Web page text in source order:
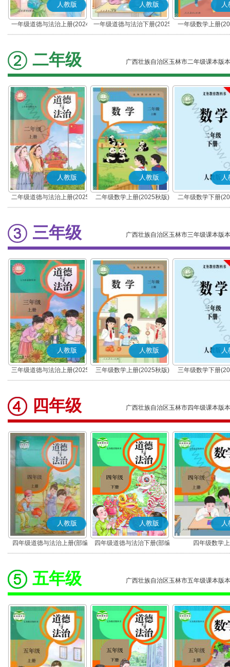
人教版
一年级道德与法治上册(2024
秋版)(部编版)
人教版
一年级道德与法治下册(2025
春版)(部编版)
人
一年级数学上册
二年级 广西壮族自治区玉林市二年级课本版本
人教版
二年级道德与法治上册(2025
秋版)(部编版)
人教版
二年级数学上册(2025秋版)
人
二年级数学下册
三年级 广西壮族自治区玉林市三年级课本版本
人教版
三年级道德与法治上册(2025
秋版)(部编版)
人教版
三年级数学上册(2025秋版)
人
三年级数学下册
四年级 广西壮族自治区玉林市四年级课本版本
人教版
四年级道德与法治上册(部编
版)
人教版
四年级道德与法治下册(部编
版)
人
四年级数学
五年级 广西壮族自治区玉林市五年级课本版本